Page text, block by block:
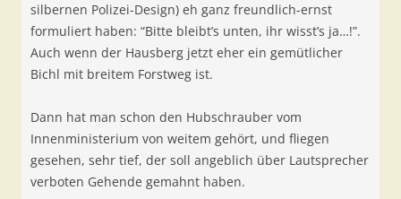
silbernen Polizei-Design) eh ganz freundlich-ernst
formuliert haben: “Bitte bleibt’s unten, ihr wisst’s ja…!”.
Auch wenn der Hausberg jetzt eher ein gemütlicher
Bichl mit breitem Forstweg ist.
Dann hat man schon den Hubschrauber vom
Innenministerium von weitem gehört, und fliegen
gesehen, sehr tief, der soll angeblich über Lautsprecher
verboten Gehende gemahnt haben.